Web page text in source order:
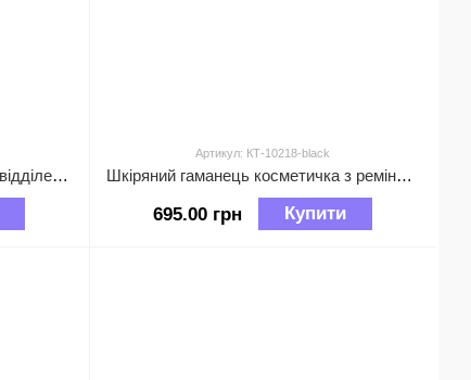
Шкіряний міні гаманець з двома відділеннями на блискавці А03-КТ-10225 Червоний
Артикул: КТ-10218-black
Шкіряний гаманець косметичка з ремінцем на руку А03-КТ-10218 Чорний
695.00 грн Купити